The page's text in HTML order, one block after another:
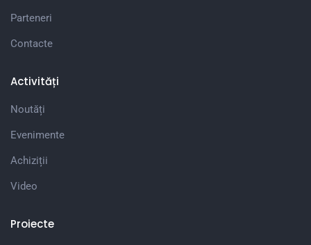
Parteneri
Contacte
Activități
Noutăți
Evenimente
Achiziții
Video
Proiecte